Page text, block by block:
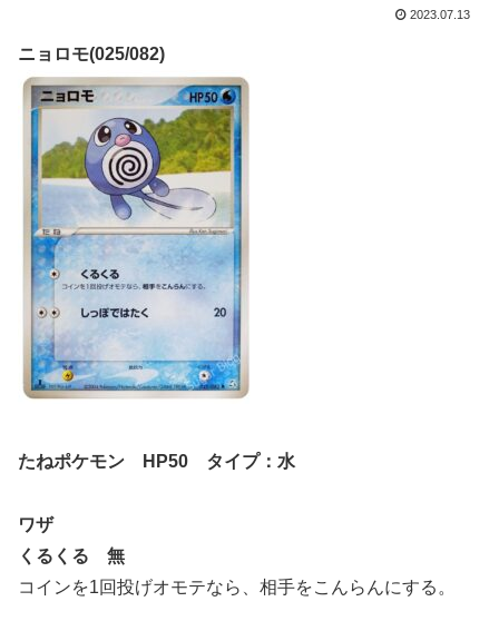
2023.07.13
ニョロモ(025/082)
たねポケモン HP50 タイプ：水
ワザ
くるくる 無
コインを1回投げオモテなら、相手をこんらんにする。